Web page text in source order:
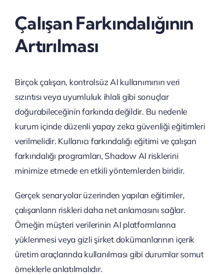
Çalışan Farkındalığının
Artırılması
Birçok çalışan, kontrolsüz AI kullanımının veri
sızıntısı veya uyumluluk ihlali gibi sonuçlar
doğurabileceğinin farkında değildir. Bu nedenle
kurum içinde düzenli yapay zeka güvenliği eğitimleri
verilmelidir. Kullanıcı farkındalığı eğitimi ve çalışan
farkındalığı programları, Shadow AI risklerini
minimize etmede en etkili yöntemlerden biridir.
Gerçek senaryolar üzerinden yapılan eğitimler,
çalışanların riskleri daha net anlamasını sağlar.
Örneğin müşteri verilerinin AI platformlarına
yüklenmesi veya gizli şirket dokümanlarının içerik
üretim araçlarında kullanılması gibi durumlar somut
örneklerle anlatılmalıdır.